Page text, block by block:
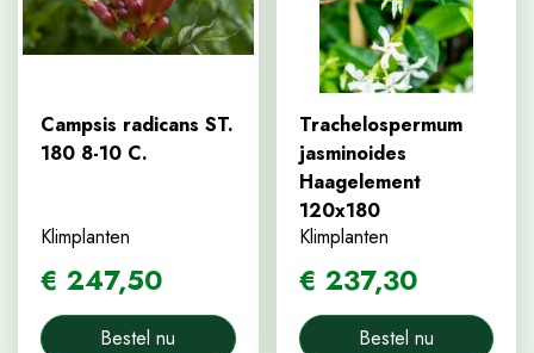
Campsis radicans ST.
180 8-10 C.
Klimplanten
€ 247,50
Bestel nu
Trachelospermum
jasminoides
Haagelement
120x180
Klimplanten
€ 237,30
Bestel nu